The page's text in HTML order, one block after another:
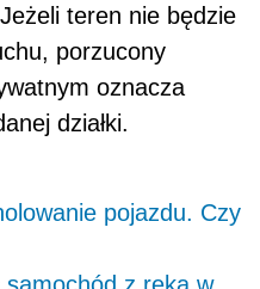
teren nie będzie
porzucony
oznacza
działki.
pojazdu. Czy